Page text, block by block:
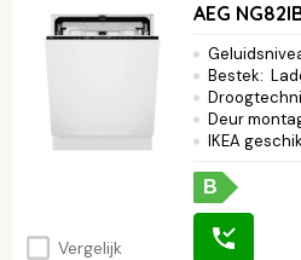
Koop tijdens de actieperiode
Vraag uiterlijk 15 juli 2026 jouw
Het servies of de glazen worden
opgestuurd naar het opgegeven
voor alle
Vergelijk
AEG
Bestek:
Deur
IKEA
B